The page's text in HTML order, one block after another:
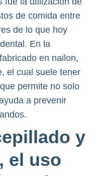
de comida entre
de lo que hoy
En la
en nailon,
el cual suele tener
permite no solo
a prevenir
y
el uso